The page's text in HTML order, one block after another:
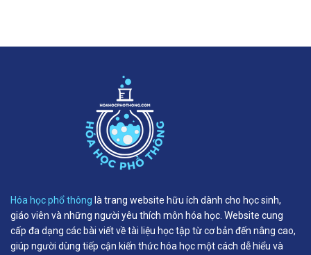
Hóa học phổ thông là trang website hữu ích dành cho học sinh,
giáo viên và những người yêu thích môn hóa học. Website cung
cấp đa dạng các bài viết về tài liệu học tập từ cơ bản đến nâng cao,
giúp người dùng tiếp cận kiến thức hóa học một cách dễ hiểu và